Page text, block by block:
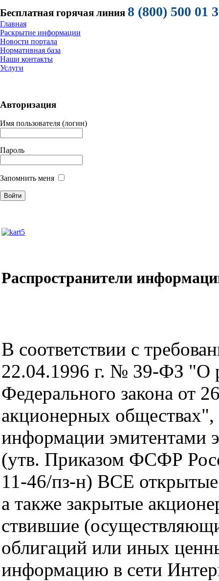
Бесплатная горячая линия 8 (800) 500 01
Главная
Раскрытие информации
Новости портала
Нормативная база
Наши контакты
Услуги
Авторизация
Имя пользователя (логин)
Пароль
Запомнить меня
Распространители
В соответствии с
22.04.1996 г. № 39-ФЗ "О
Федерального закона от
акционерных
информации эмитентами
(утв. Приказом ФСФР
11-46/пз-н) ВСЕ
а также закрытые
ствившие
облигаций или иных
информацию в сети